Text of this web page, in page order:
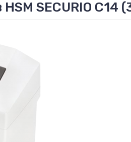
SECURIO C14